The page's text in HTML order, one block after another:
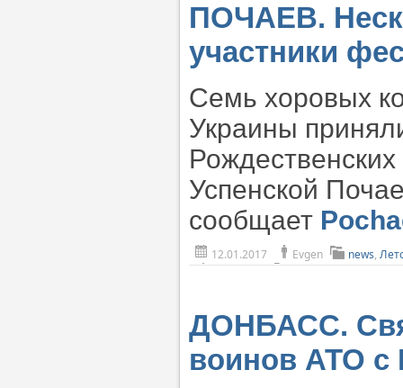
ПОЧАЕВ.
участники
Семь хоровых
Украины
Успенской
сообщает
12.01.2017 Evgen news,
ДОНБАСС.
воинов АТО с